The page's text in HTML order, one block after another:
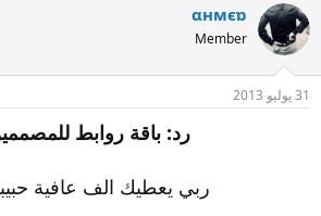
αнмєɒ
Member
31 يوليو 2013
رد: باقة روابط
ربي يعطيك الف عافية